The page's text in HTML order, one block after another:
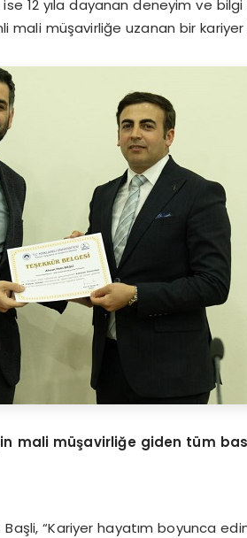
ise 12 yıla dayanan deneyim ve
müşavirliğe uzanan bir kariyer
mali müşavirliğe giden tüm
Başli, “Kariyer hayatım boyunca